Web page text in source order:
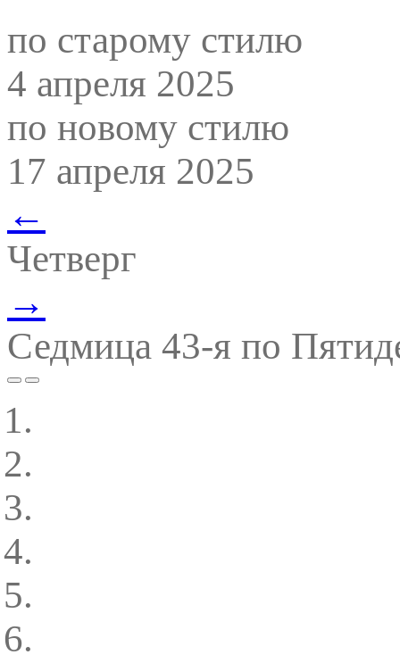
по старому стилю
4 апреля 2025
по новому стилю
17 апреля 2025
←
Четверг
→
Седмица 43-я по